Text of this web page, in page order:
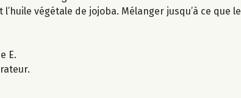
végétale de jojoba. Mélanger jusqu’à ce que le
E.